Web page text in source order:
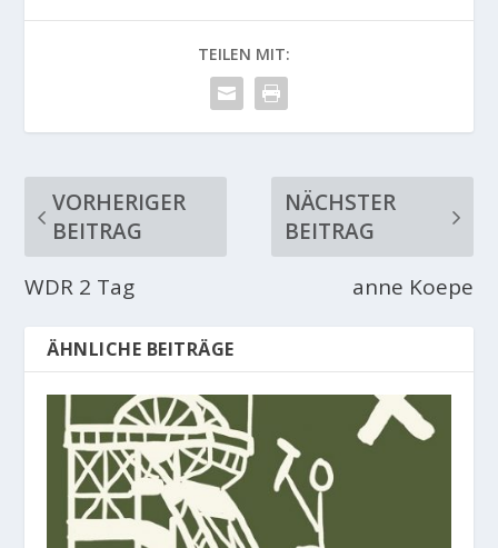
TEILEN MIT:
VORHERIGER
BEITRAG
WDR 2 Tag
NÄCHSTER
BEITRAG
anne Koepe
ÄHNLICHE BEITRÄGE